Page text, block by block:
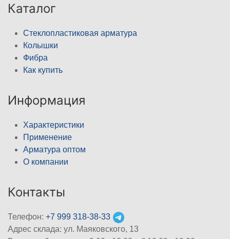
Каталог
Стеклопластиковая арматура
Колышки
Фибра
Как купить
Информация
Характеристики
Применение
Арматура оптом
О компании
Контакты
Телефон: +7 999 318-38-33
Адрес склада: ул. Маяковского, 13